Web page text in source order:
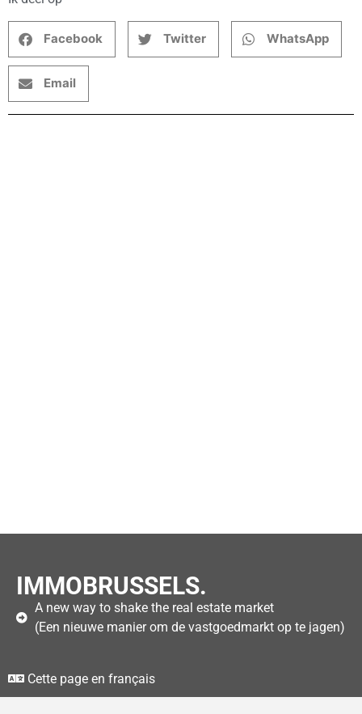
Facebook Twitter WhatsApp
Email
IMMOBRUSSELS.
A new way to shake the real estate market
(Een nieuwe manier om de vastgoedmarkt op te jagen)
Cette page en français